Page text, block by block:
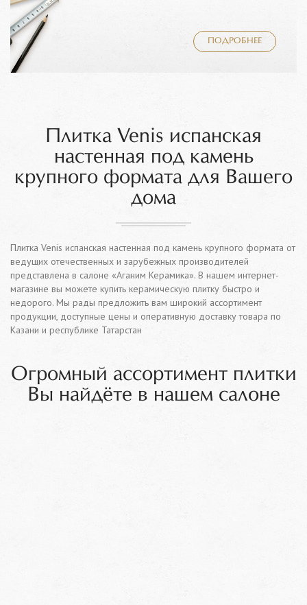
ПОДРОБНЕЕ
Плитка Venis испанская
настенная под камень
крупного формата для Вашего
дома
Плитка Venis испанская настенная под камень крупного формата от
ведущих отечественных и зарубежных производителей
представлена в салоне «Аганим Керамика». В нашем интернет-
магазине вы можете купить керамическую плитку быстро и
недорого. Мы рады предложить вам широкий ассортимент
продукции, доступные цены и оперативную доставку товара по
Казани и республике Татарстан
Огромный ассортимент плитки
Вы найдёте в нашем салоне